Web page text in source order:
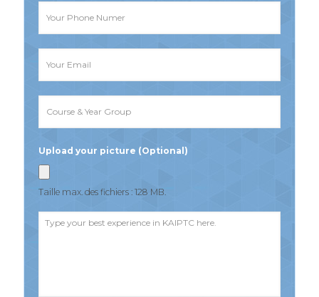
Upload your picture (Optional)
Taille max. des fichiers : 128 MB.